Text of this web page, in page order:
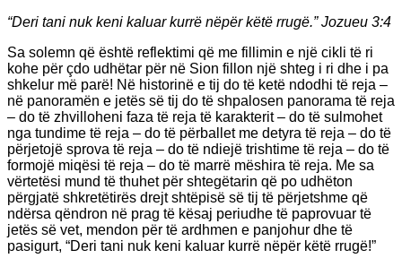
“Deri tani nuk keni kaluar kurrë nëpër këtë rrugë.” Jozueu 3:4
Sa solemn që është reflektimi që me fillimin e një cikli të ri
kohe për çdo udhëtar për në Sion fillon një shteg i ri dhe i pa
shkelur më parë! Në historinë e tij do të ketë ndodhi të reja –
në panoramën e jetës së tij do të shpalosen panorama të reja
– do të zhvilloheni faza të reja të karakterit – do të sulmohet
nga tundime të reja – do të përballet me detyra të reja – do të
përjetojë sprova të reja – do të ndiejë trishtime të reja – do të
formojë miqësi të reja – do të marrë mëshira të reja. Me sa
vërtetësi mund të thuhet për shtegëtarin që po udhëton
përgjatë shkretëtirës drejt shtëpisë së tij të përjetshme që
ndërsa qëndron në prag të kësaj periudhe të paprovuar të
jetës së vet, mendon për të ardhmen e panjohur dhe të
pasigurt, “Deri tani nuk keni kaluar kurrë nëpër këtë rrugë!”